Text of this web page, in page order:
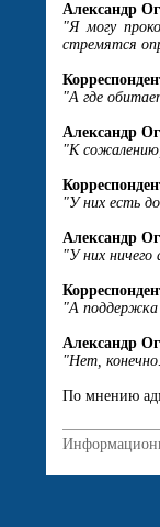
Александр
"Я могу
стремятся
"А где
Александр
"К
"У них есть
Александр
"У них ничего
"А поддержка
Александр
"Нет,
По мнению